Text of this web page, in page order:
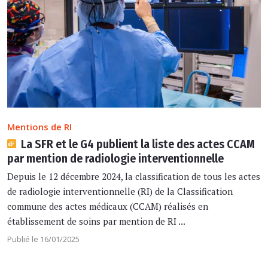
Mentions de RI
La SFR et le G4 publient la liste des actes CCAM
par mention de radiologie interventionnelle
Depuis le 12 décembre 2024, la classification de tous les actes
de radiologie interventionnelle (RI) de la Classification
commune des actes médicaux (CCAM) réalisés en
établissement de soins par mention de RI ...
Publié le 16/01/2025